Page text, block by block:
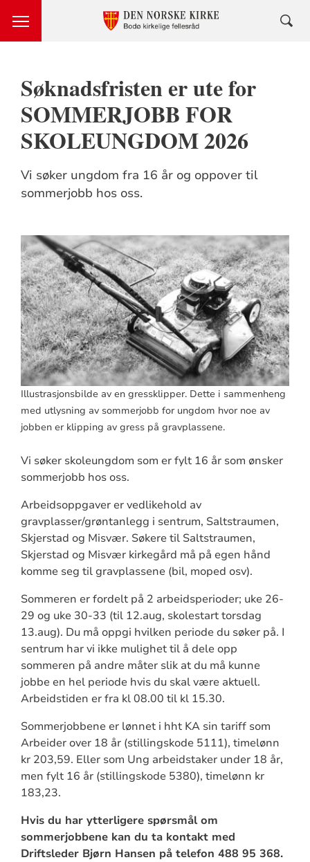
Søknadsfristen er ute for
SOMMERJOBB FOR
SKOLEUNGDOM 2026
Vi søker ungdom fra 16 år og oppover til
sommerjobb hos oss.
Illustrasjonsbilde av en gressklipper. Dette i sammenheng
med utlysning av sommerjobb for ungdom hvor noe av
jobben er klipping av gress på gravplassene.
Vi søker skoleungdom som er fylt 16 år som ønsker
sommerjobb hos oss.
Arbeidsoppgaver er vedlikehold av
gravplasser/grøntanlegg i sentrum, Saltstraumen,
Skjerstad og Misvær. Søkere til Saltstraumen,
Skjerstad og Misvær kirkegård må på egen hånd
komme seg til gravplassene (bil, moped osv).
Sommeren er fordelt på 2 arbeidsperioder; uke 26-
29 og uke 30-33 (til 12.aug, skolestart torsdag
13.aug). Du må oppgi hvilken periode du søker på. I
sentrum har vi ikke mulighet til å dele opp
sommeren på andre måter slik at du må kunne
jobbe en hel periode hvis du skal være aktuell.
Arbeidstiden er fra kl 08.00 til kl 15.30.
Sommerjobbene er lønnet i hht KA sin tariff som
Arbeider over 18 år (stillingskode 5111), timelønn
kr 203,59. Eller som Ung arbeidstaker under 18 år,
men fylt 16 år (stillingskode 5380), timelønn kr
183,23.
Hvis du har ytterligere spørsmål om
sommerjobbene kan du ta kontakt med
Driftsleder Bjørn Hansen på telefon 488 95 368.